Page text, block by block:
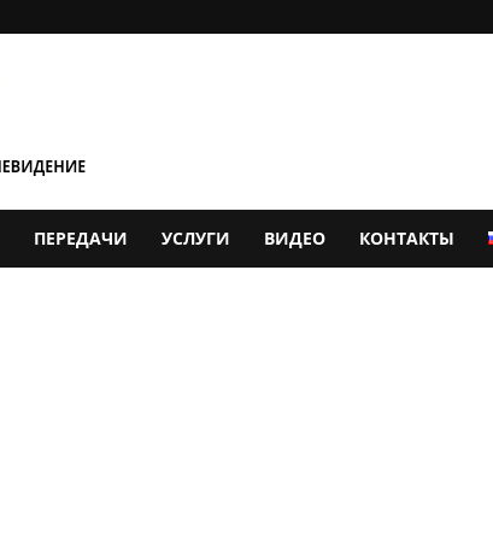
ПЕРЕДАЧИ УСЛУГИ ВИДЕО КОНТАКТЫ